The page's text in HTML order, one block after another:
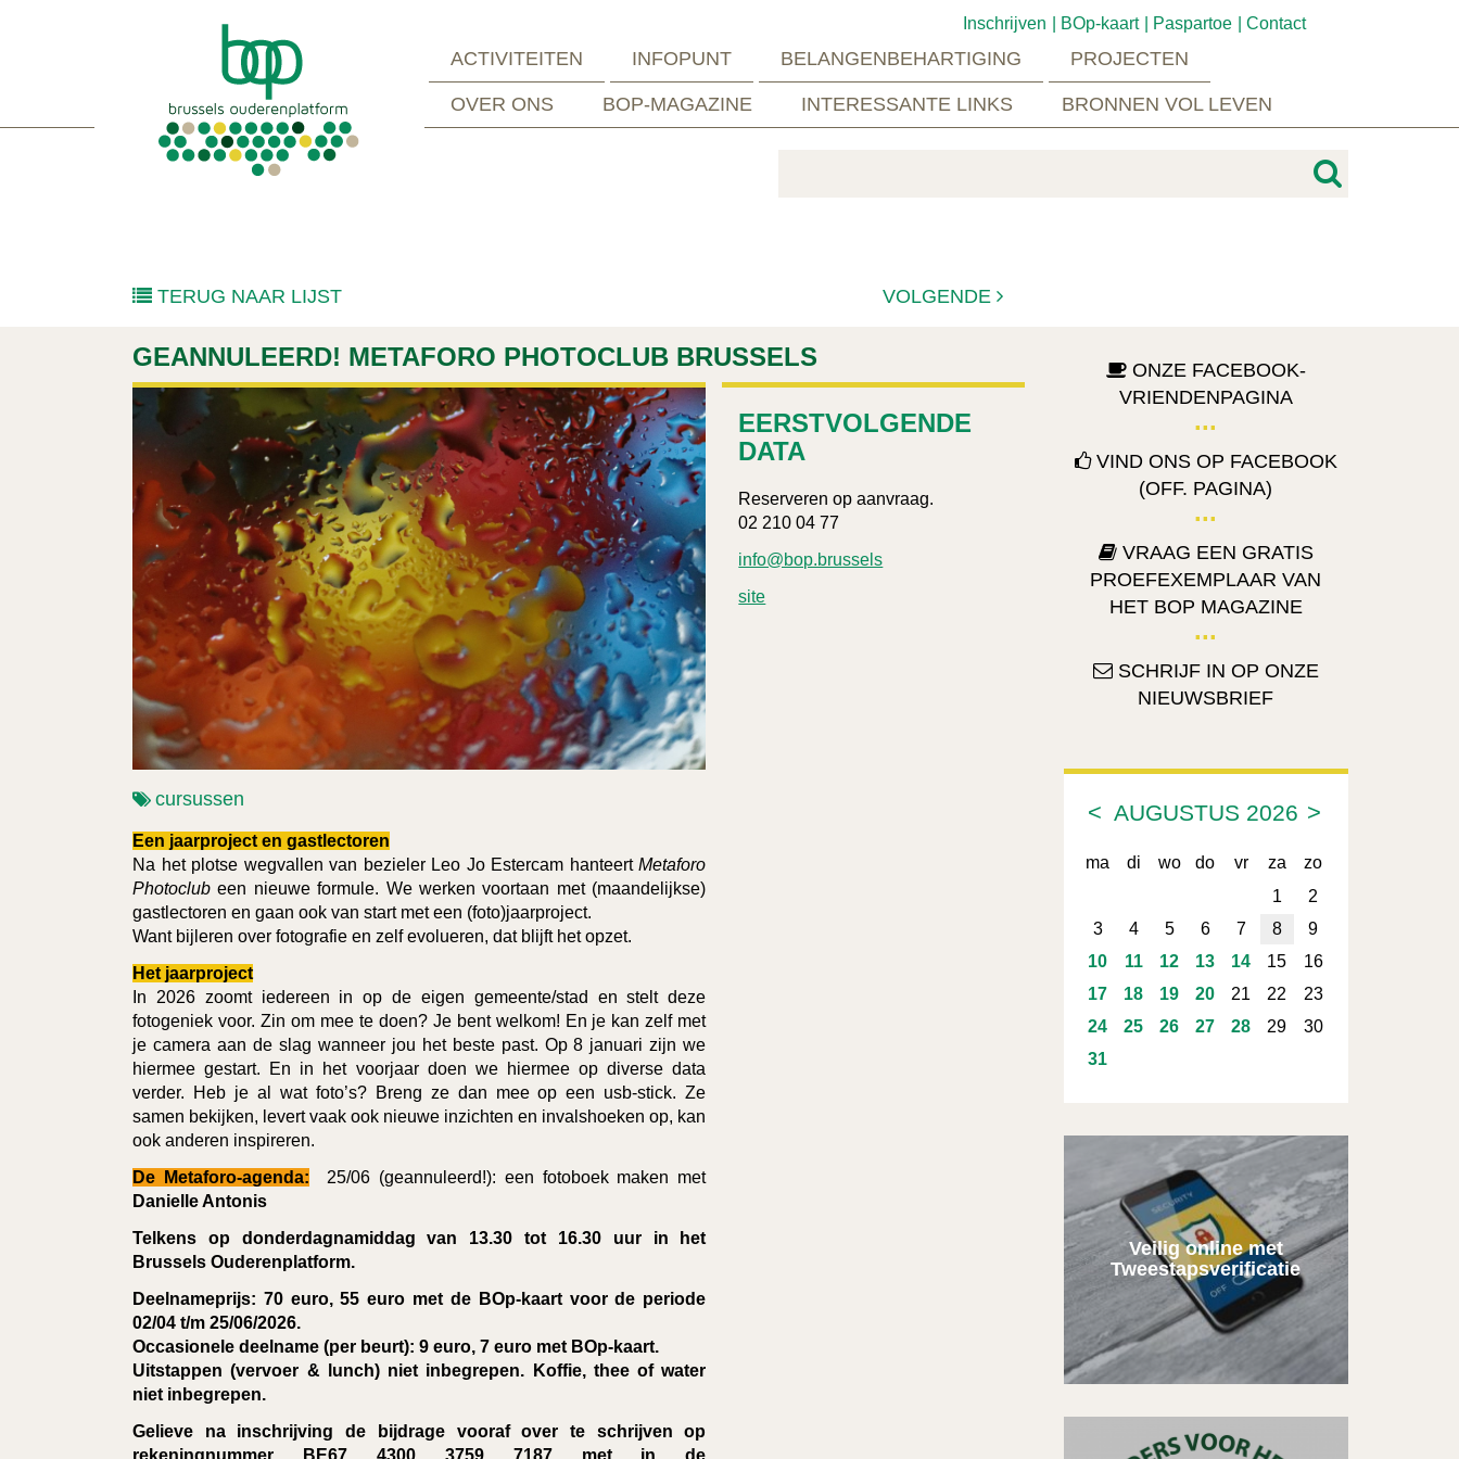
Inschrijven BOp-kaart Paspartoe Contact
ACTIVITEITEN INFOPUNT BELANGENBEHARTIGING PROJECTEN
OVER ONS BOP-MAGAZINE INTERESSANTE LINKS BRONNEN VOL LEVEN
TERUG NAAR LIJST VOLGENDE
GEANNULEERD! METAFORO PHOTOCLUB BRUSSELS
cursussen
Een jaarproject en gastlectoren
Na het plotse wegvallen van bezieler Leo Jo Estercam hanteertMetaforo
Photoclub een nieuwe formule. We werken voortaan met (maandelijkse)
gastlectoren en gaan ook van start met een (foto)jaarproject.
Want bijleren over fotografie en zelf evolueren, dat blijft het opzet.
Het jaarproject
In 2026 zoomt iedereen in op de eigen gemeente/stad en stelt deze
fotogeniek voor. Zin om mee te doen? Je bent welkom! En je kan zelf met
je camera aan de slag wanneer jou het beste past. Op 8 januari zijn we
hiermee gestart. En in het voorjaar doen we hiermee op diverse data
verder. Heb je al wat foto’s? Breng ze dan mee op een usb-stick. Ze
samen bekijken, levert vaak ook nieuwe inzichten en invalshoeken op, kan
ook anderen inspireren.
De Metaforo-agenda:
25/06 (geannuleerd!): een fotoboek maken met
Danielle Antonis
Telkens op donderdagnamiddag van 13.30 tot 16.30 uur in het
Brussels Ouderenplatform.
Deelnameprijs: 70 euro, 55 euro met de BOp-kaart voor de periode
02/04 t/m 25/06/2026.
Occasionele deelname (per beurt): 9 euro, 7 euro met BOp-kaart.
Uitstappen (vervoer & lunch) niet inbegrepen. Koffie, thee of water
niet inbegrepen.
Gelieve na inschrijving de bijdrage vooraf over te schrijven op
rekeningnummer BE67 4300 3759 7187 met in de
EERSTVOLGENDE
DATA
Reserveren op aanvraag.
02 210 04 77
info@bop.brussels
site
ONZE FACEBOOK-
VRIENDENPAGINA
VIND ONS OP FACEBOOK
(OFF. PAGINA)
VRAAG EEN GRATIS
PROEFEXEMPLAAR VAN
HET BOP MAGAZINE
SCHRIJF IN OP ONZE
NIEUWSBRIEF
< >
AUGUSTUS 2026
ma di wo do vr za
zo
1
2
3
4 5 6 7 8
9
10
11 12 13 14 15
16
17
18 19 20 21 22
23
24
25 26 27 28 29
30
31
Veilig online met
Tweestapsverificatie